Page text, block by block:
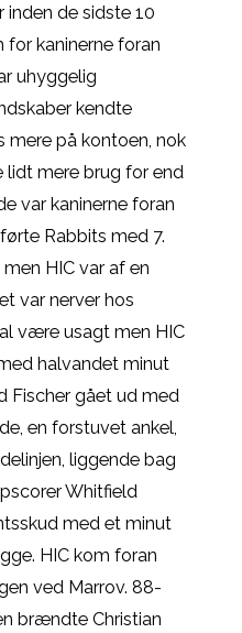
de sidste 10
kaninerne foran
uhyggelig
kendte
på kontoen, nok
mere brug for end
var kaninerne foran
Rabbits med 7.
HIC var af en
var nerver hos
være usagt men HIC
halvandet minut
Fischer gået ud med
en forstuvet ankel,
liggende bag
Whitfield
med et minut
HIC kom foran
ved Marrov. 88-
brændte Christian